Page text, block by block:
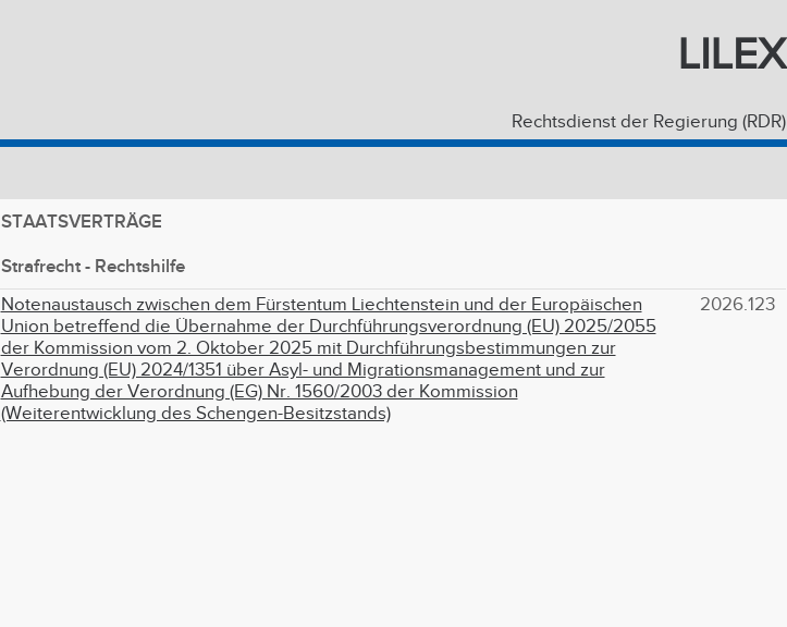
LILEX
Rechtsdienst der Regierung (RDR)
STAATSVERTRÄGE
Strafrecht - Rechtshilfe
Notenaustausch zwischen dem Fürstentum Liechtenstein und der Europäischen
Union betreffend die Übernahme der Durchführungsverordnung (EU) 2025/2055
der Kommission vom 2. Oktober 2025 mit Durchführungsbestimmungen zur
Verordnung (EU) 2024/1351 über Asyl- und Migrationsmanagement und zur
Aufhebung der Verordnung (EG) Nr. 1560/2003 der Kommission
(Weiterentwicklung des Schengen-Besitzstands)
2026.123